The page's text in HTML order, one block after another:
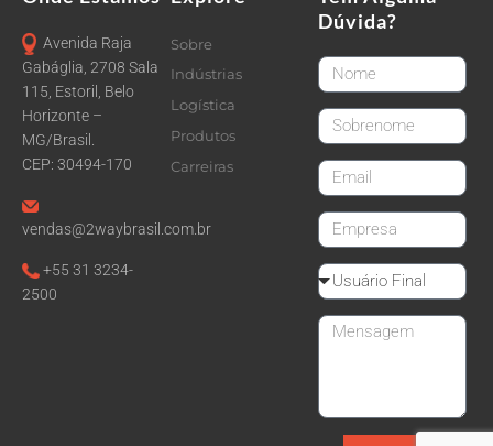
Avenida Raja
Gabáglia, 2708 Sala
115, Estoril, Belo
Horizonte –
MG/Brasil.
CEP: 30494-170
vendas@2waybrasil.com.br
+55 31 3234-
2500
Sobre
Indústrias
Logística
Produtos
Carreiras
Dúvida?
FirstName
LastName
email
CompanyName
Reseller
Message